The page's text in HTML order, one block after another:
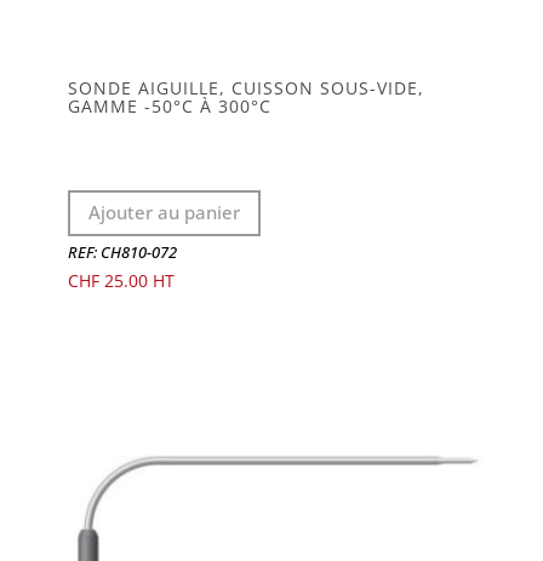
SONDE AIGUILLE, CUISSON SOUS-VIDE,
GAMME -50°C À 300°C
Ajouter au panier
REF: CH810-072
CHF25.00